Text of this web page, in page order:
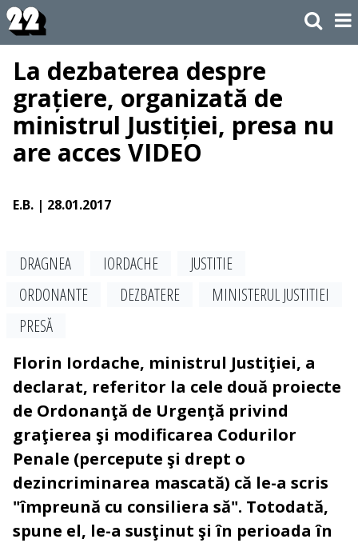
La dezbaterea despre
grațiere, organizată de
ministrul Justiției, presa nu
are acces VIDEO
E.B. | 28.01.2017
DRAGNEA IORDACHE
JUSTITIE
ORDONANTE
DEZBATERE
MINISTERUL JUSTITIEI
PRESĂ
Florin Iordache, ministrul Justiţiei, a
declarat, referitor la cele două proiecte
de Ordonanţă de Urgenţă privind
graţierea şi modificarea Codurilor
Penale (percepute şi drept o
dezincriminarea mascată) că le-a scris
"împreună cu consiliera să". Totodată,
spune el, le-a susţinut şi în perioada în